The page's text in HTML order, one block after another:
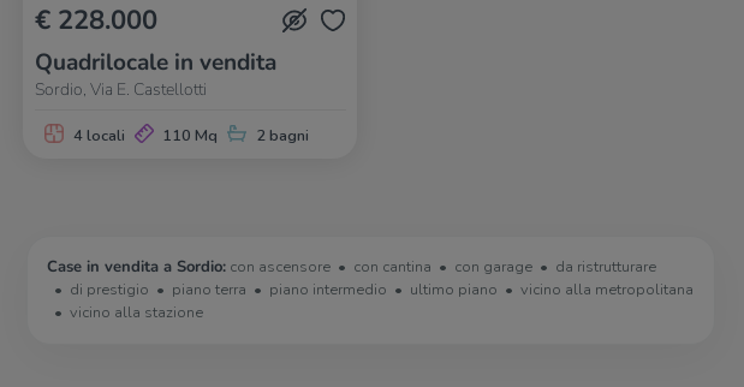
€ 228.000
Quadrilocale in vendita
Sordio, Via E. Castellotti
4 locali 110 Mq 2 bagni
Case in vendita a Sordio: con ascensore con cantina con garage
da ristrutturare
di prestigio
piano terra piano intermedio ultimo piano
vicino alla metropolitana
vicino alla stazione